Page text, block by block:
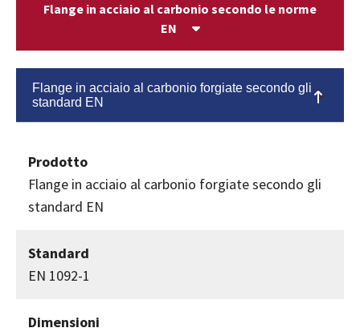
Flange in acciaio al carbonio secondo le norme
EN
Flange in acciaio al carbonio forgiate secondo gli
standard EN
Prodotto
Flange in acciaio al carbonio forgiate secondo gli
standard EN
Standard
EN 1092-1
Dimensioni